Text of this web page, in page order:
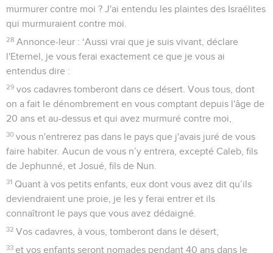
murmurer contre moi ? J'ai entendu les plaintes des Israélites
qui murmuraient contre moi.
28 Annonce-leur : ‘Aussi vrai que je suis vivant, déclare
l'Eternel, je vous ferai exactement ce que je vous ai
entendus dire :
29 vos cadavres tomberont dans ce désert. Vous tous, dont
on a fait le dénombrement en vous comptant depuis l'âge de
20 ans et au-dessus et qui avez murmuré contre moi,
30 vous n'entrerez pas dans le pays que j'avais juré de vous
faire habiter. Aucun de vous n’y entrera, excepté Caleb, fils
de Jephunné, et Josué, fils de Nun.
31 Quant à vos petits enfants, eux dont vous avez dit qu’ils
deviendraient une proie, je les y ferai entrer et ils
connaîtront le pays que vous avez dédaigné.
32 Vos cadavres, à vous, tomberont dans le désert,
33 et vos enfants seront nomades pendant 40 ans dans le